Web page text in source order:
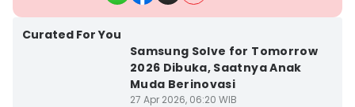
Curated For You
Samsung Solve for Tomorrow
2026 Dibuka, Saatnya Anak
Muda Berinovasi
27 Apr 2026, 06:20 WIB